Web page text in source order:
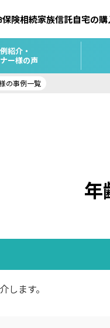
保険相続家族信託自宅の
紹介・
ー様の声
の事例一覧
年
ます。